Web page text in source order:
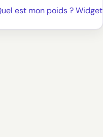
est mon poids ? Widget